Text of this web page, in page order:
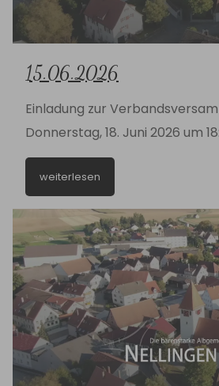
15.06.2026
Einladung zur
Donnerstag, 18. Juni 2026 um
weiterlesen